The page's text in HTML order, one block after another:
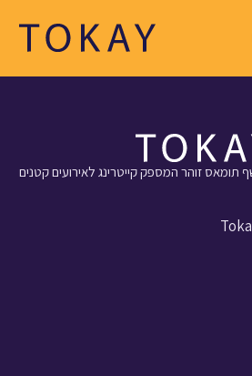
זוהר המספק קייטרינג לאירועים קטנים